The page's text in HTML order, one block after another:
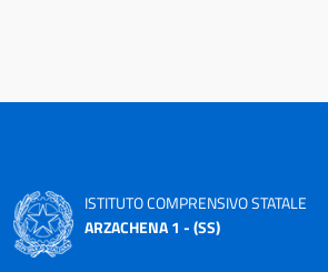
ISTITUTO COMPRENSIVO STATALE
ARZACHENA 1 - (SS)